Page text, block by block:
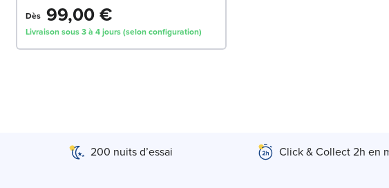
Dès 99,00 €
Livraison sous 3 à 4 jours (selon configuration)
200 nuits d’essai Click & Collect 2h en